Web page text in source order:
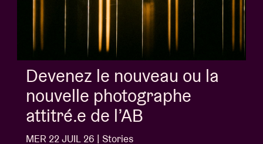
Devenez le nouveau ou la
nouvelle photographe
attitré.e de l’AB
MER 22 JUIL 26 | Stories